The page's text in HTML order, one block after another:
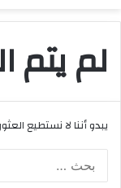
لم
يبدو أننا لا نستطيع